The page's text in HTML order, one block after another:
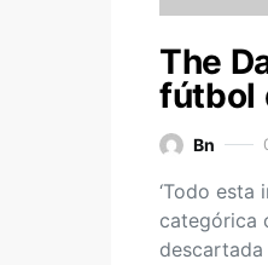
The
fútbol
Bn
‘Todo esta
categórica